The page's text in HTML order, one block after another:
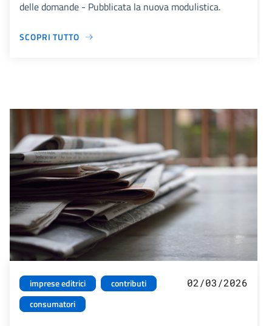
delle domande - Pubblicata la nuova modulistica.
SCOPRI TUTTO
imprese editrici
contributi
consumatori
02/03/2026